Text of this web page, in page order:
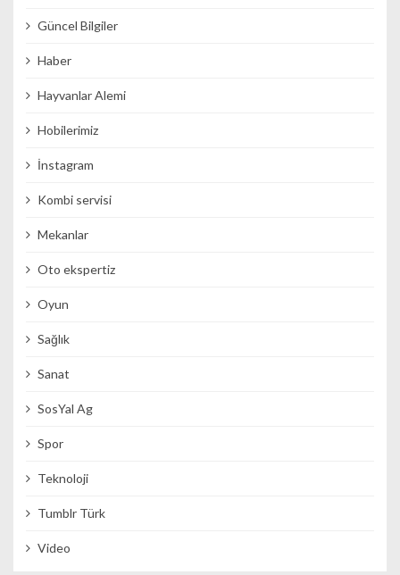
Güncel Bilgiler
Haber
Hayvanlar Alemi
Hobilerimiz
İnstagram
Kombi servisi
Mekanlar
Oto ekspertiz
Oyun
Sağlık
Sanat
SosYal Ag
Spor
Teknoloji
Tumblr Türk
Video